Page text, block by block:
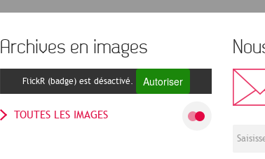
Archives en images
FlickR (badge) est désactivé. Autoriser
TOUTES LES IMAGES